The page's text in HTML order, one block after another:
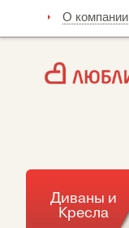
О компании
Диваны и
Кресла